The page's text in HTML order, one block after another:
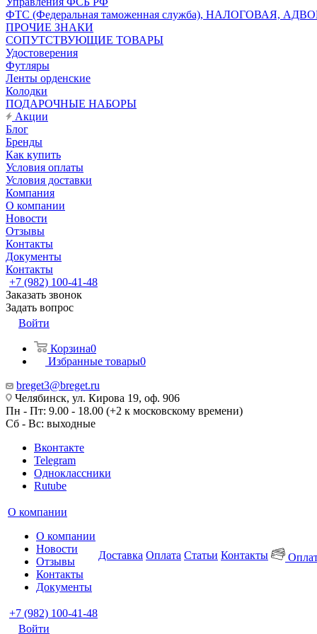
ФТС (Федеральная таможенная служба), НАЛОГОВАЯ,
ПРОЧИЕ ЗНАКИ
СОПУТСТВУЮЩИЕ ТОВАРЫ
Удостоверения
Футляры
Ленты орденские
Колодки
ПОДАРОЧНЫЕ НАБОРЫ
Акции
Блог
Бренды
Как купить
Условия оплаты
Условия доставки
Компания
О компании
Новости
Отзывы
Контакты
Документы
Контакты
+7 (982) 100-41-48
Заказать звонок
Задать вопрос
Войти
Корзина0
Избранные товары0
breget3@breget.ru
Челябинск, ул. Кирова 19, оф. 906
Пн - Пт: 9.00 - 18.00 (+2 к московскому времени)
Сб - Вс: выходные
Вконтакте
Telegram
Одноклассники
Rutube
О компании
О компании
Новости
Отзывы
Контакты
Документы
Доставка Оплата Статьи Контакты
+7 (982) 100-41-48
Войти